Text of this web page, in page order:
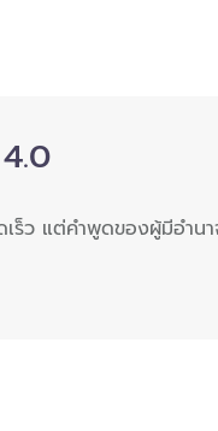
ต่คำพูดของผู้มีอำนาจ